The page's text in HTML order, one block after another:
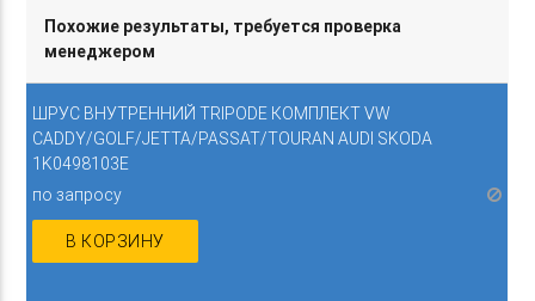
ШРУС ВНУТРЕННИЙ TRIPODE КОМПЛЕКТ VW
CADDY/GOLF/JETTA/PASSAT/TOURAN AUDI SKODA
1K0498103E
по запросу
В КОРЗИНУ
Похожие результаты, требуется проверка
менеджером